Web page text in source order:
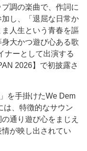
調の楽曲で、作詞に
し、「退屈な日常か
人生という青春を謳
大かつ遊び心ある歌
ナーとして出演する
2026】で初披露さ
を手掛けたWe Dem
は、特徴的なサウン
通り遊び心をまじえ
が映し出されてい